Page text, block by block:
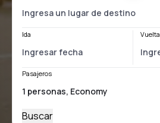
Ida Vuelta
Pasajeros
Buscar